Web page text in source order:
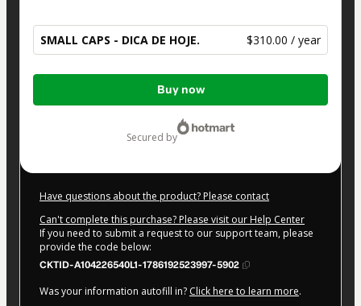
SMALL CAPS - DICA DE HOJE. $310.00 / year
Total
Buy now
secured by
Have questions about the product? Please contact
Can't complete this purchase? Please visit our Help Center
If you need to submit a request to our support team, please
provide the code below:
CKTID-A104226540L1-1786192523997-5902
Was your information autofill in? Click here to learn more.